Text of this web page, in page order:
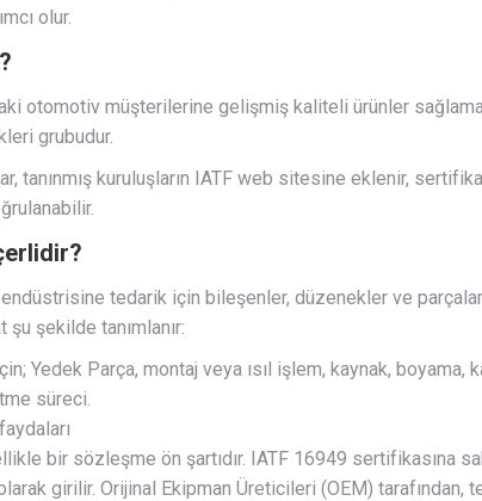
olur.
otomotiv müşterilerine gelişmiş kaliteli ürünler
grubudur.
tanınmış kuruluşların IATF web sitesine eklenir,
tedarik için bileşenler, düzenekler ve
şekilde tanımlanır:
Yedek Parça, montaj veya ısıl işlem, kaynak,
süreci.
bir sözleşme ön şartıdır. IATF 16949 sertifikasına
girilir. Orijinal Ekipman Üreticileri (OEM)